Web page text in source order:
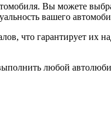
Вы можете
вашего
что гарантирует их
любой